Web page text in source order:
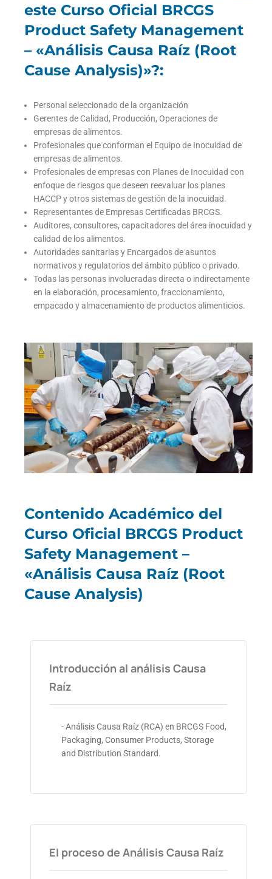
este Curso Oficial BRCGS
Product Safety Management
– «Análisis Causa Raíz (Root
Cause Analysis)»?:
Personal seleccionado de la organización
Gerentes de Calidad, Producción, Operaciones de
empresas de alimentos.
Profesionales que conforman el Equipo de Inocuidad de
empresas de alimentos.
Profesionales de empresas con Planes de Inocuidad con
enfoque de riesgos que deseen reevaluar los planes
HACCP y otros sistemas de gestión de la inocuidad.
Representantes de Empresas Certificadas BRCGS.
Auditores, consultores, capacitadores del área inocuidad y
calidad de los alimentos.
Autoridades sanitarias y Encargados de asuntos
normativos y regulatorios del ámbito público o privado.
Todas las personas involucradas directa o indirectamente
en la elaboración, procesamiento, fraccionamiento,
empacado y almacenamiento de productos alimenticios.
Contenido Académico del
Curso Oficial BRCGS Product
Safety Management –
«Análisis Causa Raíz (Root
Cause Analysis)
Introducción al análisis Causa
Raíz
- Análisis Causa Raíz (RCA) en BRCGS Food,
Packaging, Consumer Products, Storage
and Distribution Standard.
El proceso de Análisis Causa Raíz